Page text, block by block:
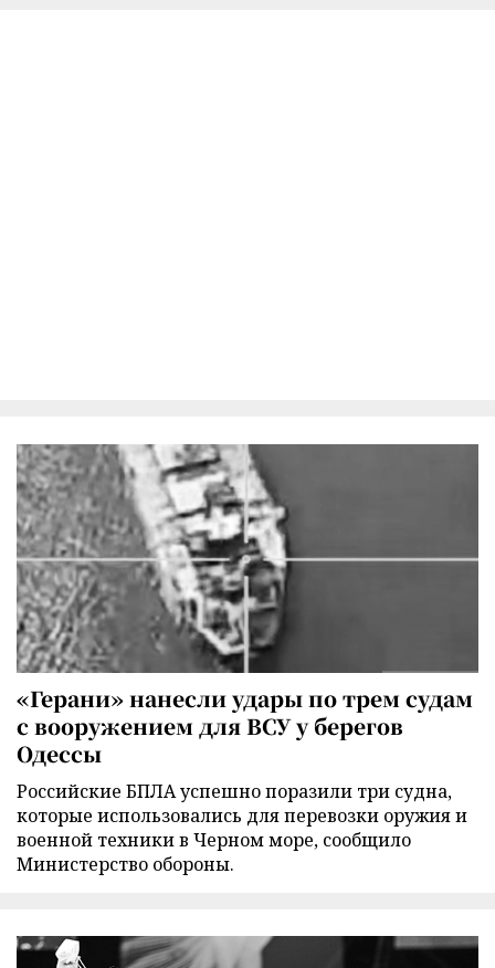
«Герани» нанесли удары по трем судам
с вооружением для ВСУ у берегов
Одессы
Российские БПЛА успешно поразили три судна,
которые использовались для перевозки оружия и
военной техники в Черном море, сообщило
Министерство обороны.